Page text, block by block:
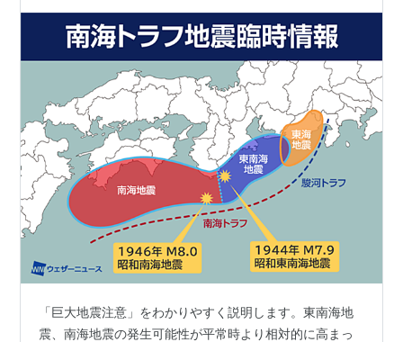
「巨大地震注意」をわかりやすく説明します。東南海地
震、南海地震の発生可能性が平常時より相対的に高まっ